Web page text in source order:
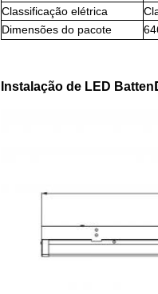
Classificação elétrica
Dimensões do pacote
Instalação de LED Batten